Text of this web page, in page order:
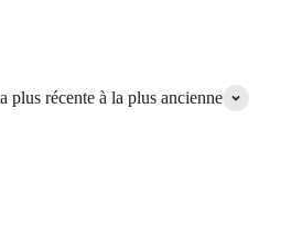
plus récente à la plus ancienne